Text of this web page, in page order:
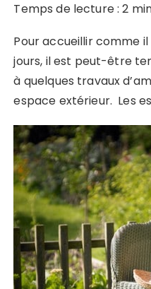
Temps de lecture :2
Pour accueillir comme
jours, il est peut-être
à quelques travaux
espace extérieur. Les